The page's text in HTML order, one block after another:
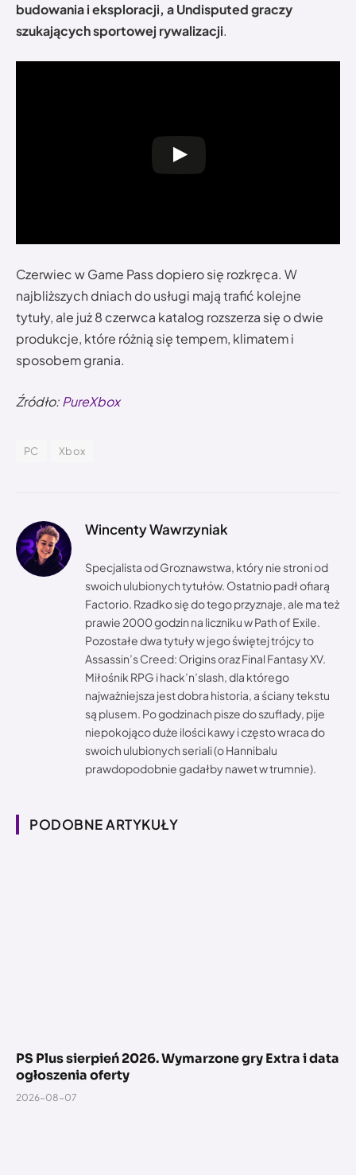
budowania i eksploracji, a Undisputed graczy
szukających sportowej rywalizacji.
Czerwiec w Game Pass dopiero się rozkręca. W
najbliższych dniach do usługi mają trafić kolejne
tytuły, ale już 8 czerwca katalog rozszerza się o dwie
produkcje, które różnią się tempem, klimatem i
sposobem grania.
Źródło:PureXbox
PC Xbox
Wincenty Wawrzyniak
Specjalista od Groznawstwa, który nie stroni od
swoich ulubionych tytułów. Ostatnio padł ofiarą
Factorio. Rzadko się do tego przyznaje, ale ma też
prawie 2000 godzin na liczniku w Path of Exile.
Pozostałe dwa tytuły w jego świętej trójcy to
Assassin’s Creed: Origins oraz Final Fantasy XV.
Miłośnik RPG i hack’n’slash, dla którego
najważniejsza jest dobra historia, a ściany tekstu
są plusem. Po godzinach pisze do szuflady, pije
niepokojąco duże ilości kawy i często wraca do
swoich ulubionych seriali (o Hannibalu
prawdopodobnie gadałby nawet w trumnie).
PODOBNE ARTYKUŁY
PS Plus sierpień 2026. Wymarzone gry Extra i data
ogłoszenia oferty
2026-08-07